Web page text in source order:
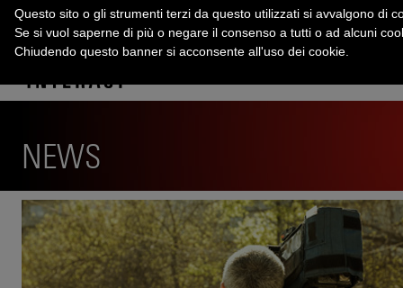
NEWS
Questo sito o gli strumenti terzi da questo utilizzati si avvalgono di
Se si vuol saperne di più o negare il consenso a tutti o ad alcuni
Chiudendo questo banner si acconsente all'uso dei cookie.